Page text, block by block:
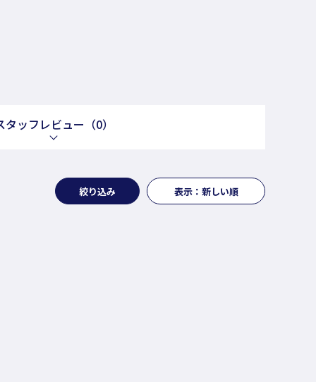
タッフレビュー （0）
絞り込み 表示：新しい順